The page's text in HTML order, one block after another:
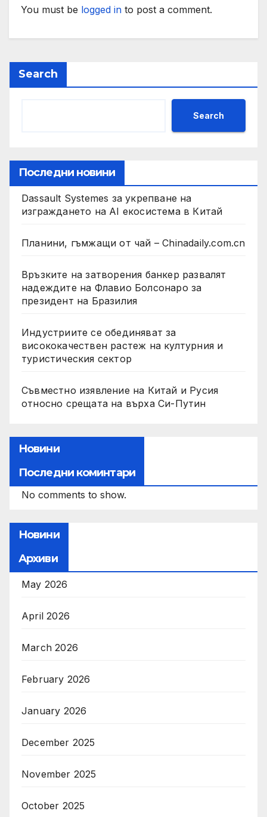
You must be logged in to post a comment.
Search
Search
Последни новини
Dassault Systemes за укрепване на
изграждането на AI екосистема в Китай
Планини, гъмжащи от чай – Chinadaily.com.cn
Връзките на затворения банкер развалят
надеждите на Флавио Болсонаро за
президент на Бразилия
Индустриите се обединяват за
висококачествен растеж на културния и
туристическия сектор
Съвместно изявление на Китай и Русия
относно срещата на върха Си-Путин
Новини
Последни коминтари
No comments to show.
Новини
Архиви
May 2026
April 2026
March 2026
February 2026
January 2026
December 2025
November 2025
October 2025